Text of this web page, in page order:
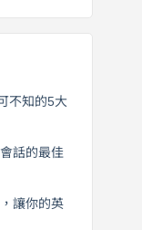
不知的5大
話的最佳
讓你的英